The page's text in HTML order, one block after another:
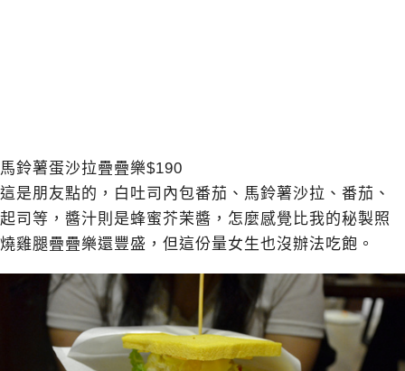
馬鈴薯蛋沙拉疊疊樂$190
這是朋友點的，白吐司內包番茄、馬鈴薯沙拉、番茄、
起司等，醬汁則是蜂蜜芥茉醬，怎麼感覺比我的秘製照
燒雞腿疊疊樂還豐盛，但這份量女生也沒辦法吃飽。